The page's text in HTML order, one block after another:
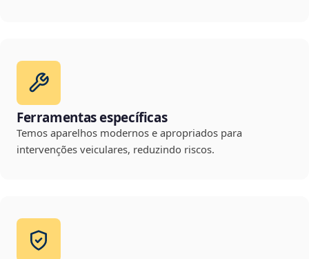
Ferramentas específicas
Temos aparelhos modernos e apropriados para
intervenções veiculares, reduzindo riscos.